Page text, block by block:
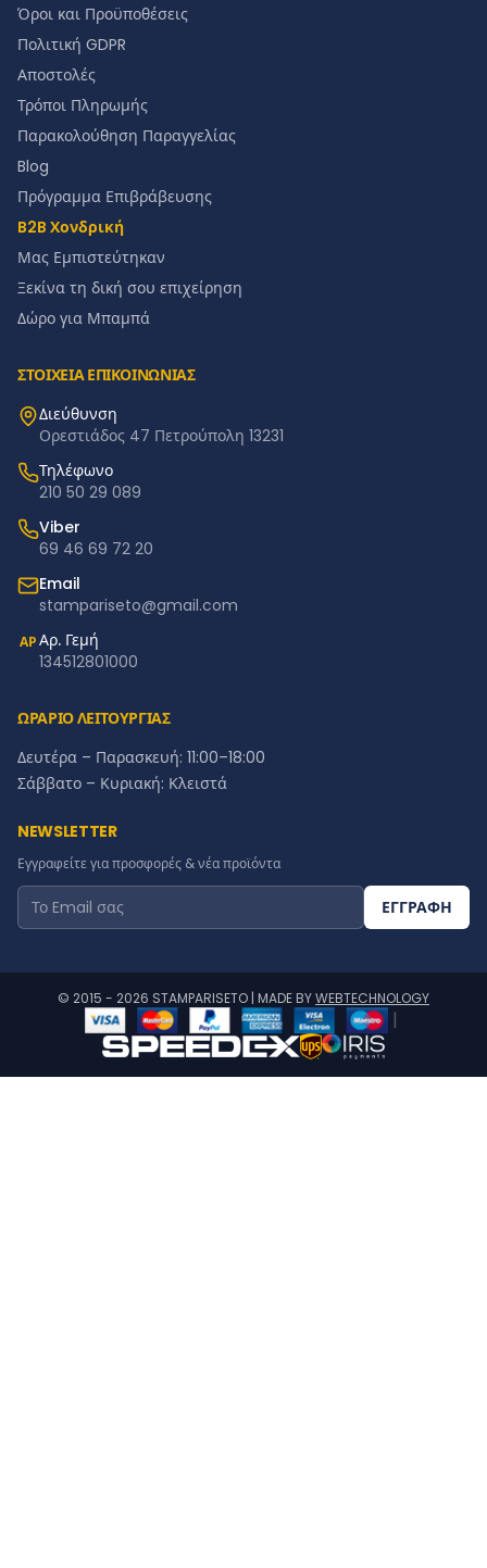
Όροι και Προϋποθέσεις
Πολιτική GDPR
Αποστολές
Τρόποι Πληρωμής
Παρακολούθηση Παραγγελίας
Blog
Πρόγραμμα Επιβράβευσης
B2B Χονδρική
Μας Εμπιστεύτηκαν
Ξεκίνα τη δική σου επιχείρηση
Δώρο για Μπαμπά
ΣΤΟΙΧΕΙΑ ΕΠΙΚΟΙΝΩΝΙΑΣ
Διεύθυνση
Ορεστιάδος 47 Πετρούπολη 13231
Τηλέφωνο
210 50 29 089
Viber
69 46 69 72 20
Email
stampariseto@gmail.com
ΑΡΑρ. Γεμή
134512801000
ΩΡΑΡΙΟ ΛΕΙΤΟΥΡΓΙΑΣ
Δευτέρα – Παρασκευή: 11:00–18:00
Σάββατο – Κυριακή: Κλειστά
NEWSLETTER
Εγγραφείτε για προσφορές & νέα προϊόντα
ΕΓΓΡΑΦΗ
© 2015 - 2026 STAMPARISETO | MADE BYWEBTECHNOLOGY
|